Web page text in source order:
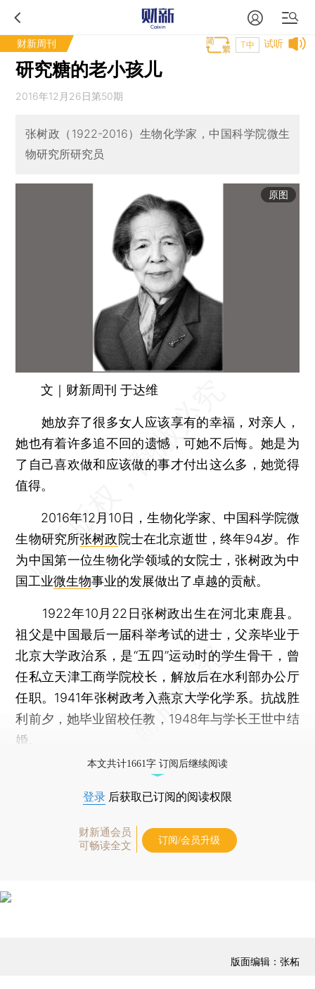
财新周刊 试听
T中
研究糖的老小孩儿
2016年12月26日第50期
张树政（1922-2016）生物化学家，中国科学院微生
物研究所研究员
原图
文｜财新周刊 于达维
她放弃了很多女人应该享有的幸福，对亲人，
她也有着许多追不回的遗憾，可她不后悔。她是为
了自己喜欢做和应该做的事才付出这么多，她觉得
值得。
2016年12月10日，生物化学家、中国科学院微
生物研究所张树政院士在北京逝世，终年94岁。作
为中国第一位生物化学领域的女院士，张树政为中
国工业微生物事业的发展做出了卓越的贡献。
1922年10月22日张树政出生在河北束鹿县。
祖父是中国最后一届科举考试的进士，父亲毕业于
北京大学政治系，是“五四”运动时的学生骨干，曾
任私立天津工商学院校长，解放后在水利部办公厅
任职。1941年张树政考入燕京大学化学系。抗战胜
利前夕，她毕业留校任教，1948年与学长王世中结
婚。
本文共计1661字 订阅后继续阅读
登录 后获取已订阅的阅读权限
财新通会员
可畅读全文
订阅/会员升级
版面编辑：张柘